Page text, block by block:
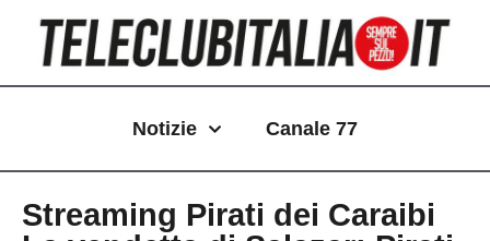
contenuto
Notizie Canale 77
Streaming Pirati dei Caraibi